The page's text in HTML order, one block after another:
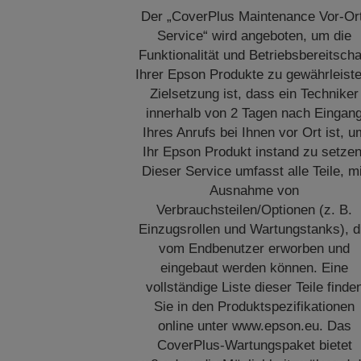
Der „CoverPlus Maintenance Vor-
Service“ wird angeboten, um die
Funktionalität und
Ihrer Epson Produkte zu
Zielsetzung ist, dass ein Techniker
innerhalb von 2 Tagen nach
Ihres Anrufs bei Ihnen vor Ort ist,
Ihr Epson Produkt instand zu
Dieser Service umfasst alle Teile,
Ausnahme von
Verbrauchsteilen/Optionen (z. B.
Einzugsrollen und Wartungstanks),
vom Endbenutzer erworben und
eingebaut werden können. Eine
vollständige Liste dieser Teile
Sie in den Produktspezifikationen
online unter www.epson.eu. Das
CoverPlus-Wartungspaket bietet